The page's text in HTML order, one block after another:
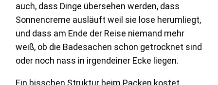
auch, dass Dinge übersehen werden, dass
Sonnencreme ausläuft weil sie lose herumliegt,
und dass am Ende der Reise niemand mehr
weiß, ob die Badesachen schon getrocknet sind
oder noch nass in irgendeiner Ecke liegen.
Ein bisschen Struktur beim Packen kostet